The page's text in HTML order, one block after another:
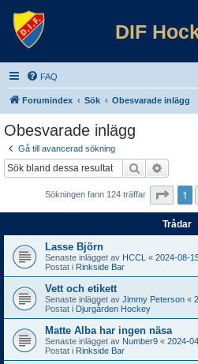
DIF
FAQ
Forumindex Sök Obesvarade inlägg
Obesvarade inlägg
Gå till avancerad sökning
Sök
Sökningen fann 124 träffar Sida1
Trådar
Lasse Björn
Senaste inlägget av HCCL « 2024-08-
Postat i Rinkside Bar
Vett och etikett
Senaste inlägget av Jimmy Peterson «
Postat i Djurgården Hockey
Matte Alba har ingen näsa
Senaste inlägget av Number9 « 2024-
Postat i Rinkside Bar